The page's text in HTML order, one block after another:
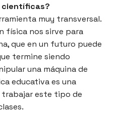
muy transversal.
física nos sirve para
que en un futuro puede
termine siendo
una máquina de
educativa es una
este tipo de